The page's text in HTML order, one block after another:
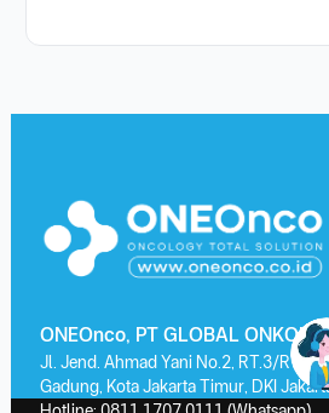
ONEOnco, PT GLOBAL
Jl. Jend. Ahmad Yani No.2, RT.3/
Gadung, Kota Jakarta Timur, DKI